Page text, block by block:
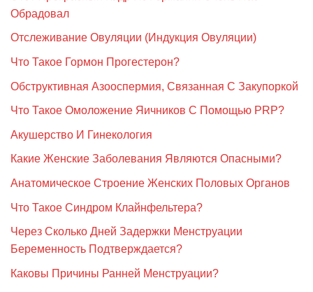
Обрадовал
Отслеживание Овуляции (Индукция Овуляции)
Что Такое Гормон Прогестерон?
Обструктивная Азооспермия, Связанная С Закупоркой
Что Такое Омоложение Яичников С Помощью PRP?
Акушерство И Гинекология
Какие Женские Заболевания Являются Опасными?
Анатомическое Строение Женских Половых Органов
Что Такое Синдром Клайнфельтера?
Через Сколько Дней Задержки Менструации
Беременность Подтверждается?
Каковы Причины Ранней Менструации?